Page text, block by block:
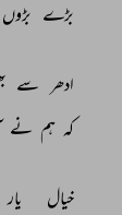
بڑے بڑوں
ادھر سے
کہ ہم نے
خیال یار